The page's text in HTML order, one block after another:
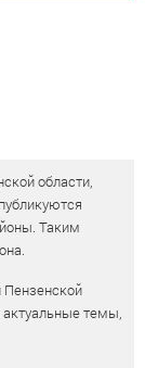
области,
Таким
Пензенской
актуальные темы,